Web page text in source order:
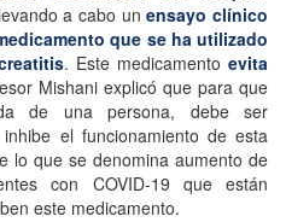
a cabo unensayo clínico
que se ha utilizado
. Este medicamento evita
Mishani explicó que para que
de una persona, debe ser
el funcionamiento de esta
lo que se denomina aumento de
con COVID-19 que están
este medicamento.